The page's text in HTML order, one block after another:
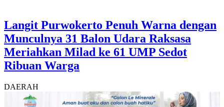
Langit Purwokerto Penuh Warna dengan
Munculnya 31 Balon Udara Raksasa
Meriahkan Milad ke 61 UMP Sedot
Ribuan Warga
DAERAH